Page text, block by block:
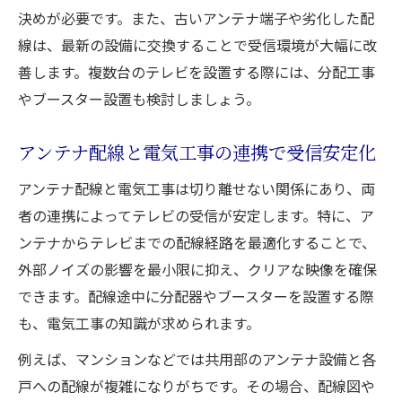
決めが必要です。また、古いアンテナ端子や劣化した配
線は、最新の設備に交換することで受信環境が大幅に改
善します。複数台のテレビを設置する際には、分配工事
やブースター設置も検討しましょう。
アンテナ配線と電気工事の連携で受信安定化
アンテナ配線と電気工事は切り離せない関係にあり、両
者の連携によってテレビの受信が安定します。特に、ア
ンテナからテレビまでの配線経路を最適化することで、
外部ノイズの影響を最小限に抑え、クリアな映像を確保
できます。配線途中に分配器やブースターを設置する際
も、電気工事の知識が求められます。
例えば、マンションなどでは共用部のアンテナ設備と各
戸への配線が複雑になりがちです。その場合、配線図や